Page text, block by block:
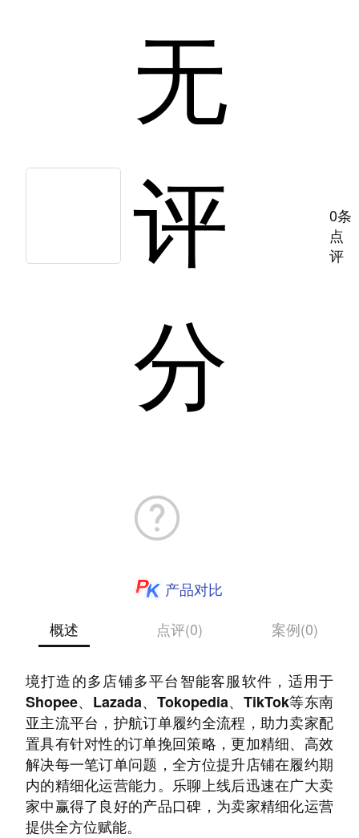
无
评
分
0条
点
评
产品对比
概述
点评(0) 案例(0)
境打造的多店铺多平台智能客服软件，适用于
Shopee、Lazada、Tokopedia、TikTok等东南
亚主流平台，护航订单履约全流程，助力卖家配
置具有针对性的订单挽回策略，更加精细、高效
解决每一笔订单问题，全方位提升店铺在履约期
内的精细化运营能力。乐聊上线后迅速在广大卖
家中赢得了良好的产品口碑，为卖家精细化运营
提供全方位赋能。